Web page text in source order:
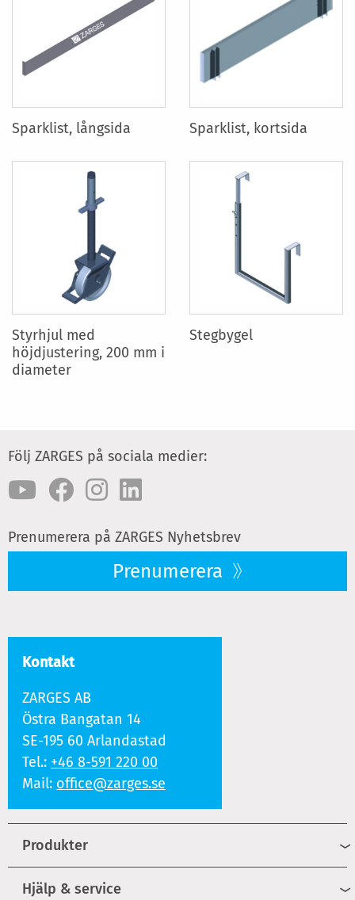
Sparklist, långsida Sparklist, kortsida
Styrhjul med
höjdjustering, 200 mm i
diameter
Stegbygel
Följ ZARGES på sociala medier:
Prenumerera på ZARGES Nyhetsbrev
Prenumerera
Kontakt
ZARGES AB
Östra Bangatan 14
SE-195 60 Arlandastad
Tel.: +46 8-591 220 00
Mail: office@zarges.se
Produkter
Hjälp & service